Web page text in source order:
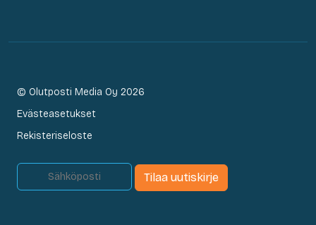
© Olutposti Media Oy 2026
Evästeasetukset
Rekisteriseloste
Tilaa uutiskirje